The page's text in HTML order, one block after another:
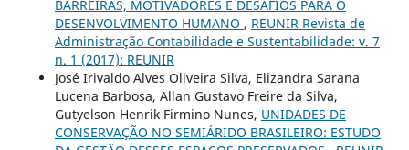
BARREIRAS, MOTIVADORES E DESAFIOS PARA O
DESENVOLVIMENTO HUMANO , REUNIR Revista de
Administração Contabilidade e Sustentabilidade: v. 7
n. 1 (2017): REUNIR
José Irivaldo Alves Oliveira Silva, Elizandra Sarana
Lucena Barbosa, Allan Gustavo Freire da Silva,
Gutyelson Henrik Firmino Nunes, UNIDADES DE
CONSERVAÇÃO NO SEMIÁRIDO BRASILEIRO: ESTUDO